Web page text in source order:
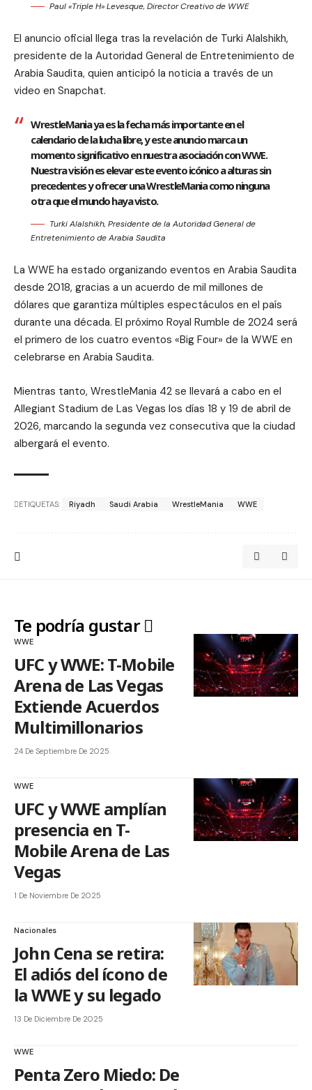
Paul «Triple H» Levesque, Director Creativo de WWE
El anuncio oficial llega tras la revelación de Turki Alalshikh,
presidente de la Autoridad General de Entretenimiento de
Arabia Saudita, quien anticipó la noticia a través de un
video en Snapchat.
WrestleMania ya es la fecha más importante en el
calendario de la lucha libre, y este anuncio marca un
momento significativo en nuestra asociación con WWE.
Nuestra visión es elevar este evento icónico a alturas sin
precedentes y ofrecer una WrestleMania como ninguna
otra que el mundo haya visto.
Turki Alalshikh, Presidente de la Autoridad General de
Entretenimiento de Arabia Saudita
La WWE ha estado organizando eventos en Arabia Saudita
desde 2018, gracias a un acuerdo de mil millones de
dólares que garantiza múltiples espectáculos en el país
durante una década. El próximo Royal Rumble de 2024 será
el primero de los cuatro eventos «Big Four» de la WWE en
celebrarse en Arabia Saudita.
Mientras tanto, WrestleMania 42 se llevará a cabo en el
Allegiant Stadium de Las Vegas los días 18 y 19 de abril de
2026, marcando la segunda vez consecutiva que la ciudad
albergará el evento.
ETIQUETAS: Riyadh Saudi Arabia WrestleMania WWE
Te podría gustar
WWE
UFC y WWE: T-Mobile
Arena de Las Vegas
Extiende Acuerdos
Multimillonarios
24 De Septiembre De 2025
WWE
UFC y WWE amplían
presencia en T-
Mobile Arena de Las
Vegas
1 De Noviembre De 2025
Nacionales
John Cena se retira:
El adiós del ícono de
la WWE y su legado
13 De Diciembre De 2025
WWE
Penta Zero Miedo: De